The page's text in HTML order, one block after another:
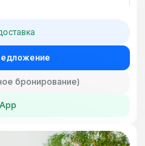
бронирование)